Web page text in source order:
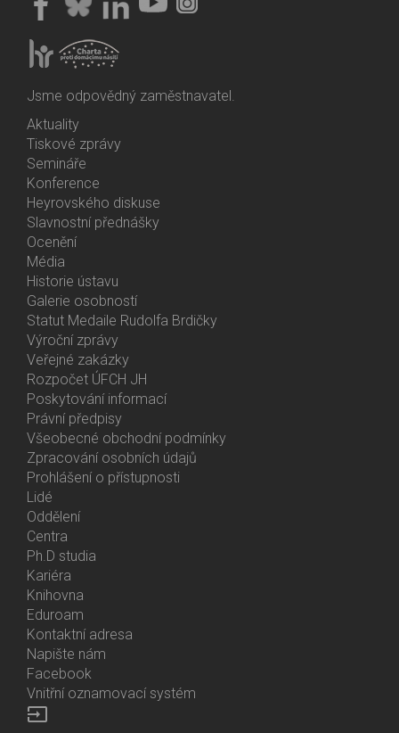
Jsme odpovědný zaměstnavatel.
Bottom
Menu
Activities
Aktuality
Tiskové zprávy
Semináře
Konference
Heyrovského diskuse
Slavnostní přednášky
Ocenění
Média
Historie ústavu
Galerie osobností
Statut Medaile Rudolfa Brdičky
Bottom
Menu
About
Us
Výroční zprávy
Veřejné zakázky
Rozpočet ÚFCH JH
Poskytování informací
Právní předpisy
Všeobecné obchodní podmínky
Zpracování osobních údajů
Prohlášení o přístupnosti
Bottom
Menu
Contacts
Lidé
Oddělení
Centra
Ph.D studia
Kariéra
Knihovna
Eduroam
Kontaktní adresa
Napište nám
Facebook
Vnitřní oznamovací systém
input